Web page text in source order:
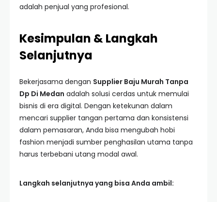
adalah penjual yang profesional.
Kesimpulan & Langkah
Selanjutnya
Bekerjasama dengan Supplier Baju Murah Tanpa
Dp Di Medan adalah solusi cerdas untuk memulai
bisnis di era digital. Dengan ketekunan dalam
mencari supplier tangan pertama dan konsistensi
dalam pemasaran, Anda bisa mengubah hobi
fashion menjadi sumber penghasilan utama tanpa
harus terbebani utang modal awal.
Langkah selanjutnya yang bisa Anda ambil: